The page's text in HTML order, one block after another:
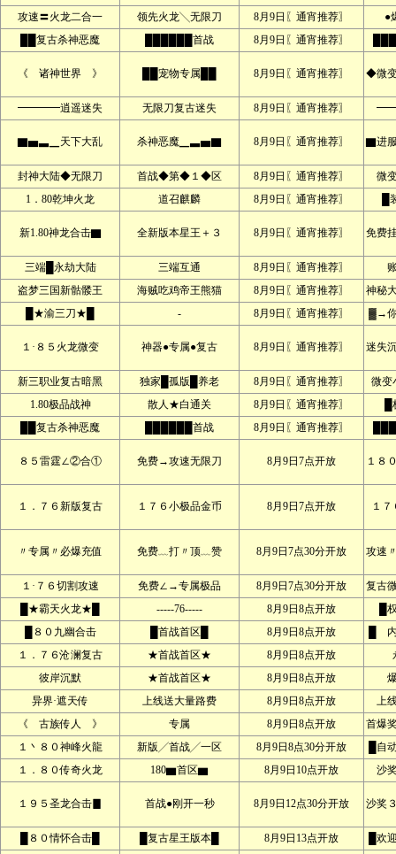
攻速〓火龙二合一 领先火龙╲无限刀 8月9日〖通宵推荐〗
●
██复古杀神恶魔
██████首战 8月9日〖通宵推荐〗
《 诸神世界 》 ██宠物专属██ 8月9日〖通宵推荐〗 ◆微
━━━━逍遥迷失 无限刀复古迷失 8月9日〖通宵推荐〗 ━━
▇▅▃▁天下大乱 杀神恶魔▁▃▅▇ 8月9日〖通宵推荐〗 ▇进
封神大陆◆无限刀 首战◆第◆１◆区 8月9日〖通宵推荐〗
微
1．80乾坤火龙
道召麒麟 8月9日〖通宵推荐〗 █
新1.80神龙合击▇ 全新版本星王＋３ 8月9日〖通宵推荐〗 免费
三端█永劫大陆 三端互通 8月9日〖通宵推荐〗
盗梦三国新骷髅王
海贼吃鸡帝王熊猫 8月9日〖通宵推荐〗
神秘
█★渝三刀★█
- 8月9日〖通宵推荐〗 ▓→
１·８５火龙微变 神器●专属●复古 8月9日〖通宵推荐〗 迷失
新三职业复古暗黑 独家█孤版█养老 8月9日〖通宵推荐〗
微变
1.80极品战神
散人★白通关 8月9日〖通宵推荐〗
██复古杀神恶魔
██████首战 8月9日〖通宵推荐〗
８５雷霆∠②合① 免费→攻速无限刀 8月9日7点开放 １８
１．７６新版复古 １７６小极品金币 8月9日7点开放 １
〃专属〃必爆充值 免费﹏打〃顶﹏赞 8月9日7点30分开放 攻速
１·７６切割攻速 免费∠→专属极品 8月9日7点30分开放
复古
█★霸天火龙★█
-----76----- 8月9日8点开放
█
█８０九幽合击
█首战首区█ 8月9日8点开放
█
１．７６沧澜复古
★首战首区★ 8月9日8点开放
彼岸沉默
★首战首区★ 8月9日8点开放
异界·遮天传
上线送大量路费 8月9日8点开放
上
《 古族传人 》
专属 8月9日8点开放
首爆
１丶８０神峰火龍
新版╱首战╱一区 8月9日8点30分开放
█自
１．８０传奇火龙
180▆首区▆ 8月9日10点开放 沙
１９５圣龙合击▊ 首战●刚开一秒 8月9日12点30分开放 沙奖
█８０情怀合击█ █复古星王版本█ 8月9日13点开放
█欢